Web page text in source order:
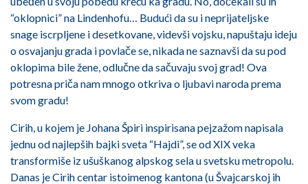
“oklopnici” na Lindenhofu… Budući da su i neprijateljske
snage iscrpljene i desetkovane, videvši vojsku, napuštaju ideju
o osvajanju grada i povlače se, nikada ne saznavši da su pod
oklopima bile žene, odlučne da sačuvaju svoj grad! Ova
potresna priča nam mnogo otkriva o ljubavi naroda prema
svom gradu!
Cirih, u kojem je Johana Špiri inspirisana pejzažom napisala
jednu od najlepših bajki sveta “Hajdi”, se od XIX veka
transformiše iz ušuškanog alpskog sela u svetsku metropolu.
Danas je Cirih centar istoimenog kantona (u Švajcarskoj ih